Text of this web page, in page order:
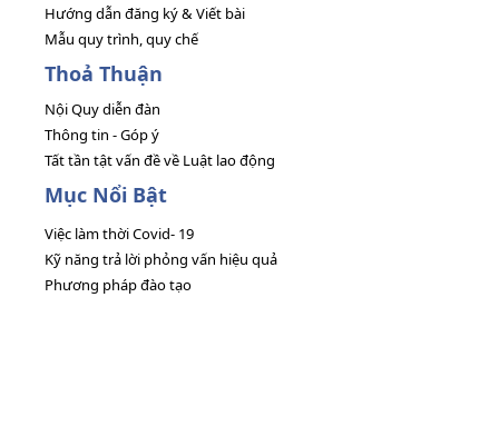
Hướng dẫn đăng ký & Viết bài
Mẫu quy trình, quy chế
Thoả Thuận
Nội Quy diễn đàn
Thông tin - Góp ý
Tất tần tật vấn đề về Luật lao động
Mục Nổi Bật
Việc làm thời Covid- 19
Kỹ năng trả lời phỏng vấn hiệu quả
Phương pháp đào tạo